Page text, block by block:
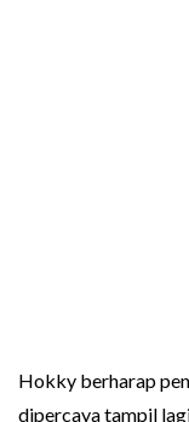
Hokky berharap
dipercaya tampil